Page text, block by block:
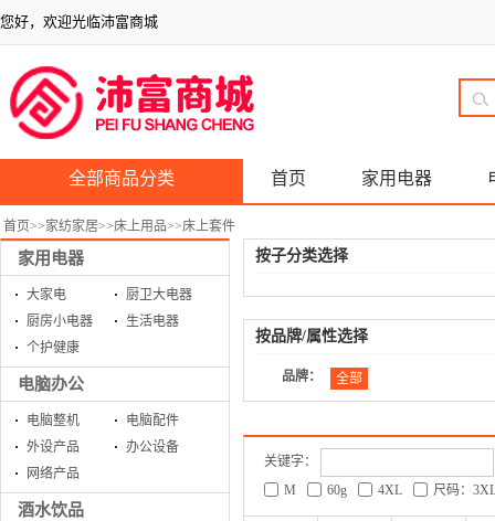
您好，欢迎光临沛富商城
全部商品分类 首页 家用电器
首页>>家纺家居>>床上用品>>床上套件
家用电器
大家电
厨卫大电器
厨房小电器
生活电器
个护健康
电脑办公
电脑整机
电脑配件
外设产品
办公设备
网络产品
酒水饮品
按子分类选择
按品牌/属性选择
品牌： 全部
关键字：
M
60g 4XL 尺码：